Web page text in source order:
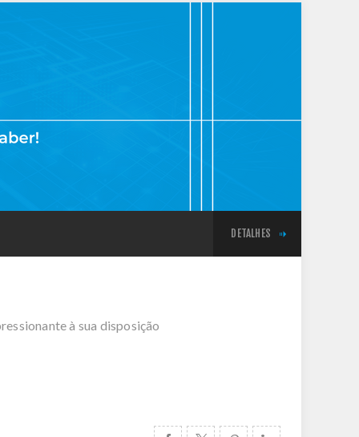
DETALHES
à sua disposição